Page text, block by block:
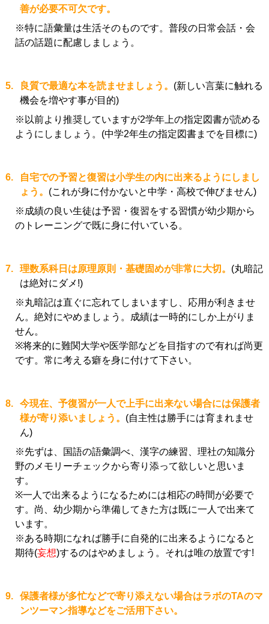
善が必要不可欠です。
※特に語彙量は生活そのものです。普段の日常会話・会
話の話題に配慮しましょう。
5. 良質で最適な本を読ませましょう。 (新しい言葉に触れる
機会を増やす事が目的)
※以前より推奨していますが2学年上の指定図書が読める
ようにしましょう。(中学2年生の指定図書までを目標に)
6.
自宅での予習と復習は小学生の内に出来るようにしまし
ょう。 (これが身に付かないと中学・高校で伸びません)
※成績の良い生徒は予習・復習をする習慣が幼少期から
のトレーニングで既に身に付いている。
7. 理数系科日は原理原則・基礎固めが非常に大切。 (丸暗記
は絶対にダメ!)
※丸暗記は直ぐに忘れてしまいますし、応用が利きませ
ん。絶対にやめましょう。成績は一時的にしか上がりま
せん。
※将来的に難関大学や医学部などを目指すので有れば尚更
です。常に考える癖を身に付けて下さい。
8.
今現在、予復習が一人で上手に出来ない場合には保護者
様が寄り添いましょう。 (自主性は勝手には育まれませ
ん)
※先ずは、国語の語彙調べ、漢字の練習、理社の知識分
野のメモリーチェックから寄り添って欲しいと思いま
す。
※一人で出来るようになるためには相応の時間が必要で
す。尚、幼少期から準備してきた方は既に一人で出来て
います。
※ある時期になれば勝手に自発的に出来るようになると
期待(妄想)するのはやめましょう。それは唯の放置です!
9.
保護者様が多忙などで寄り添えない場合はラボのTAのマ
ンツーマン指導などをご活用下さい。